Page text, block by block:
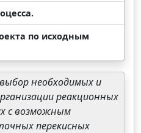
по исходным
необходимых и
реакционных
с возможным
перекисных